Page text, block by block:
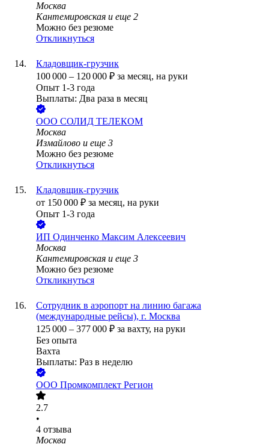
Москва
Кантемировская и еще 2
Можно без резюме
Откликнуться
Кладовщик-грузчик
100 000 – 120 000 ₽ за месяц, на руки
Опыт 1-3 года
Выплаты: Два раза в месяц
ООО СОЛИД ТЕЛЕКОМ
Москва
Измайлово и еще 3
Можно без резюме
Откликнуться
Кладовщик-грузчик
от 150 000 ₽ за месяц, на руки
Опыт 1-3 года
ИП Одинченко Максим Алексеевич
Москва
Кантемировская и еще 3
Можно без резюме
Откликнуться
Сотрудник в аэропорт на линию багажа
(международные рейсы), г. Москва
125 000 – 377 000 ₽ за вахту, на руки
Без опыта
Вахта
Выплаты: Раз в неделю
ООО Промкомплект Регион
2.7
•
4 отзыва
Москва